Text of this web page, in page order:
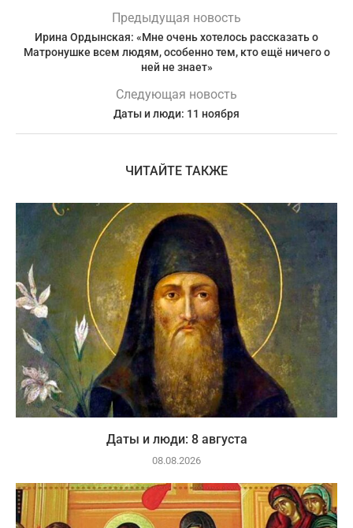
Предыдущая новость
Ирина Ордынская: «Мне очень хотелось рассказать о
Матронушке всем людям, особенно тем, кто ещё ничего о
ней не знает»
Следующая новость
Даты и люди: 11 ноября
ЧИТАЙТЕ ТАКЖЕ
Даты и люди: 8 августа
08.08.2026